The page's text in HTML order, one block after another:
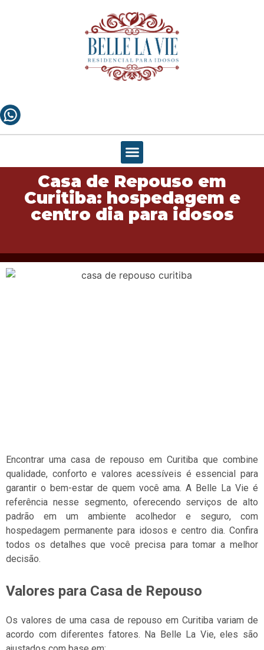
Casa de Repouso em
Curitiba: hospedagem e
centro dia para idosos
Encontrar uma casa de repouso em Curitiba que combine
qualidade, conforto e valores acessíveis é essencial para
garantir o bem-estar de quem você ama. A Belle La Vie é
referência nesse segmento, oferecendo serviços de alto
padrão em um ambiente acolhedor e seguro, com
hospedagem permanente para idosos e centro dia. Confira
todos os detalhes que você precisa para tomar a melhor
decisão.
Valores para Casa de Repouso
Os valores de uma casa de repouso em Curitiba variam de
acordo com diferentes fatores. Na Belle La Vie, eles são